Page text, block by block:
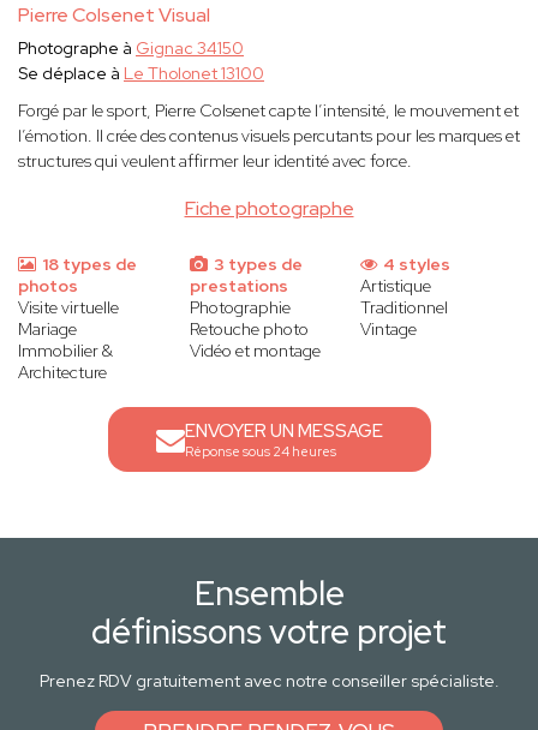
Pierre Colsenet Visual
Fiche photographe
Photographe à Gignac 34150
Se déplace à Le Tholonet 13100
Forgé par le sport, Pierre Colsenet capte l’intensité, le mouvement et
l’émotion. Il crée des contenus visuels percutants pour les marques et
structures qui veulent affirmer leur identité avec force.
18 types de
photos
Visite virtuelle
Mariage
Immobilier &
Architecture
3 types de
prestations
Photographie
Retouche photo
Vidéo et montage
4 styles
Artistique
Traditionnel
Vintage
ENVOYER UN MESSAGE
Réponse sous 24 heures
Ensemble
définissons votre projet
Prenez RDV gratuitement avec notre conseiller spécialiste.